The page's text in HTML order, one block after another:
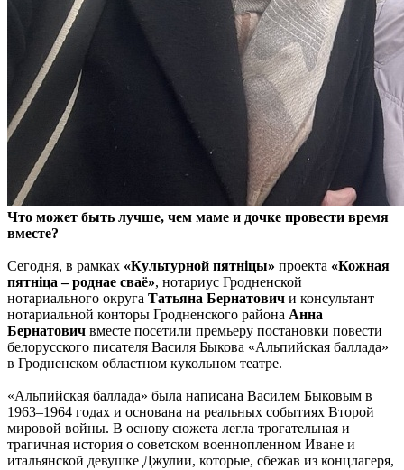
Что может быть лучше, чем маме и дочке провести время
вместе?
Сегодня, в рамках «Культурной пятнiцы» проекта «Кожная
пятніца – роднае сваё», нотариус Гродненской
нотариального округа Татьяна Бернатович и консультант
нотариальной конторы Гродненского района Анна
Бернатович вместе посетили премьеру постановки повести
белорусского писателя Василя Быкова «Альпийская баллада»
в Гродненском областном кукольном театре.
«Альпийская баллада» была написана Василем Быковым в
1963–1964 годах и основана на реальных событиях Второй
мировой войны. В основу сюжета легла трогательная и
трагичная история о советском военнопленном Иване и
итальянской девушке Джулии, которые, сбежав из концлагеря,